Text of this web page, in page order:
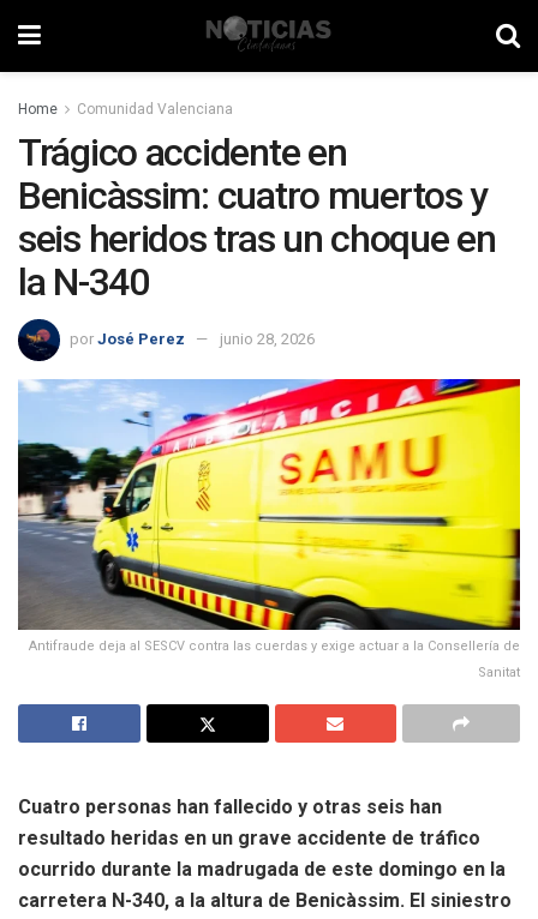
Home Comunidad Valenciana
Trágico accidente en
Benicàssim: cuatro muertos y
seis heridos tras un choque en
la N-340
por José Perez junio 28, 2026
Antifraude deja al SESCV contra las cuerdas y exige actuar a la Consellería de
Sanitat
Cuatro personas han fallecido y otras seis han
resultado heridas en un grave accidente de tráfico
ocurrido durante la madrugada de este domingo en la
carretera N-340, a la altura de Benicàssim. El siniestro